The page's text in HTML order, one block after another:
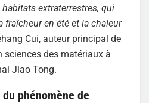
extraterrestres, qui
fraîcheur en été et la chaleur
Cui, auteur principal de
sciences des matériaux à
Jiao Tong.
phénomène de